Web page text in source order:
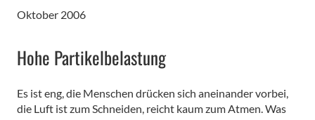
Oktober 2006
Hohe Partikelbelastung
Es ist eng, die Menschen drücken sich aneinander vorbei,
die Luft ist zum Schneiden, reicht kaum zum Atmen. Was